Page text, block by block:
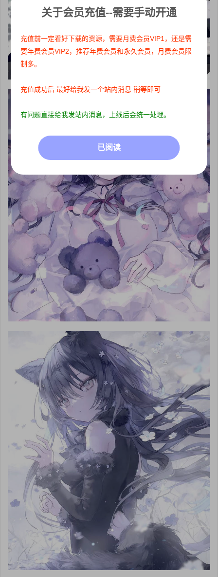
关于会员充值--需要手动开通
充值前一定看好下载的资源，需要月费会员VIP1，还是需
要年费会员VIP2，推荐年费会员和永久会员，月费会员限
制多。
充值成功后 最好给我发一个站内消息 稍等即可
有问题直接给我发站内消息，上线后会统一处理。
已阅读